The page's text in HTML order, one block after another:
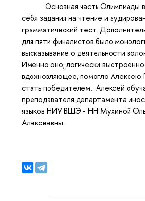
Основная часть Олимпиады
себя задания на чтение и
грамматический тест.
для пяти финалистов было
высказывание о деятельности
Именно оно, логически
вдохновляющее, помогло Алексею
стать победителем. Алексей
преподавателя департамента
языков НИУ ВШЭ - НН Мухиной
Алексеевны.